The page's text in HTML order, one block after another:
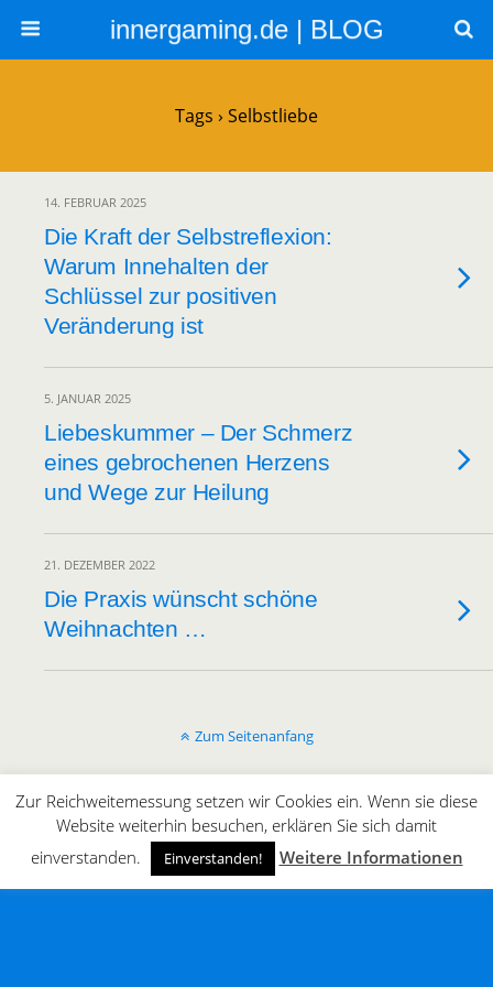
innergaming.de | BLOG
Tags › Selbstliebe
14. FEBRUAR 2025
Die Kraft der Selbstreflexion:
Warum Innehalten der
Schlüssel zur positiven
Veränderung ist
5. JANUAR 2025
Liebeskummer – Der Schmerz
eines gebrochenen Herzens
und Wege zur Heilung
21. DEZEMBER 2022
Die Praxis wünscht schöne
Weihnachten …
Zum Seitenanfang
Desktop
All content Copyright © innergaming.de | BLOG
Zur Reichweitemessung setzen wir Cookies ein. Wenn sie diese
Website weiterhin besuchen, erklären Sie sich damit
einverstanden.
Einverstanden! Weitere Informationen